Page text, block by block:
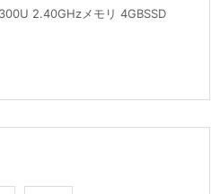
2.40GHzメモリ 4GBSSD